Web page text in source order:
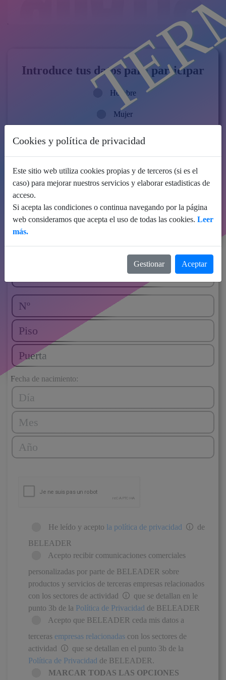
Introduce tus datos para participar
Hombre
Mujer
Fecha de nacimiento:
He leído y acepto la política de privacidad
de
BELEADER
Acepto recibir comunicaciones comerciales
personalizadas por parte de BELEADER sobre
productos y servicios de terceras empresas relacionados
con los sectores de actividad
que se detallan en le
punto 3b de la Política de Privacidad de BELEADER
Acepto que BELEADER ceda mis datos a
terceras empresas relacionadas con los sectores de
actividad
que se detallan en el punto 3b de la
Política de Privacidad de BELEADER.
MARCAR TODAS LAS OPCIONES
Cookies y política de privacidad
Este sitio web utiliza cookies propias y de terceros (si es el
caso) para mejorar nuestros servicios y elaborar estadisticas de
acceso.
Si acepta las condiciones o continua navegando por la página
web consideramos que acepta el uso de todas las cookies. Leer
más.
Gestionar Aceptar